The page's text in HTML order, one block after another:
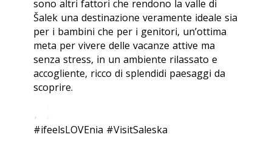
sono altri fattori che rendono la valle di
Šalek una destinazione veramente ideale sia
per i bambini che per i genitori, un’ottima
meta per vivere delle vacanze attive ma
senza stress, in un ambiente rilassato e
accogliente, ricco di splendidi paesaggi da
scoprire.
#ifeelsLOVEnia #VisitSaleska